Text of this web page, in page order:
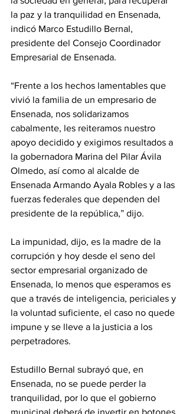
la paz y la tranquilidad en Ensenada,
indicó Marco Estudillo Bernal,
presidente del Consejo Coordinador
Empresarial de Ensenada.
“Frente a los hechos lamentables que
vivió la familia de un empresario de
Ensenada, nos solidarizamos
cabalmente, les reiteramos nuestro
apoyo decidido y exigimos resultados a
la gobernadora Marina del Pilar Ávila
Olmedo, así como al alcalde de
Ensenada Armando Ayala Robles y a las
fuerzas federales que dependen del
presidente de la república,” dijo.
La impunidad, dijo, es la madre de la
corrupción y hoy desde el seno del
sector empresarial organizado de
Ensenada, lo menos que esperamos es
que a través de inteligencia, periciales y
la voluntad suficiente, el caso no quede
impune y se lleve a la justicia a los
perpetradores.
Estudillo Bernal subrayó que, en
Ensenada, no se puede perder la
tranquilidad, por lo que el gobierno
municipal deberá de invertir en botones